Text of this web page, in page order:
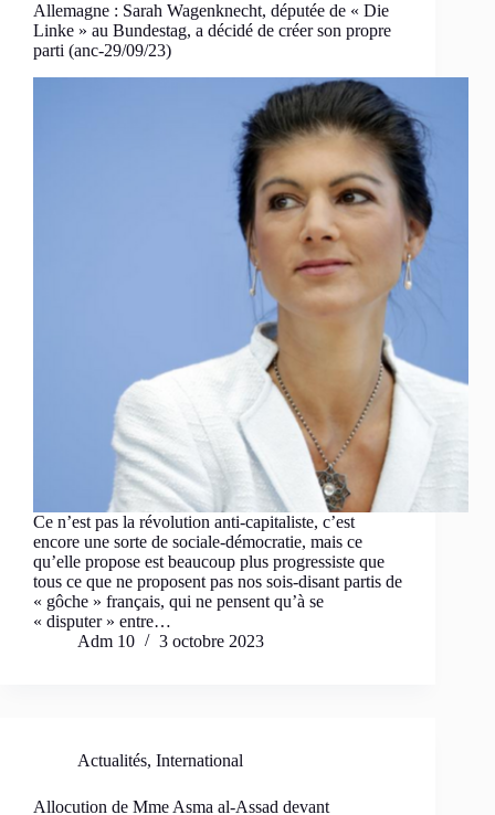
Allemagne : Sarah Wagenknecht, députée de « Die
Linke » au Bundestag, a décidé de créer son propre
parti (anc-29/09/23)
Ce n’est pas la révolution anti-capitaliste, c’est
encore une sorte de sociale-démocratie, mais ce
qu’elle propose est beaucoup plus progressiste que
tous ce que ne proposent pas nos sois-disant partis de
« gôche » français, qui ne pensent qu’à se
« disputer » entre…
Adm 10
3 octobre 2023
Actualités, International
Allocution de Mme Asma al-Assad devant